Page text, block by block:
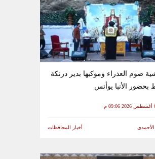
صوم العذراء وموكبها بدير درنكة
الأنبا يوأنس
أخبار المحافظات